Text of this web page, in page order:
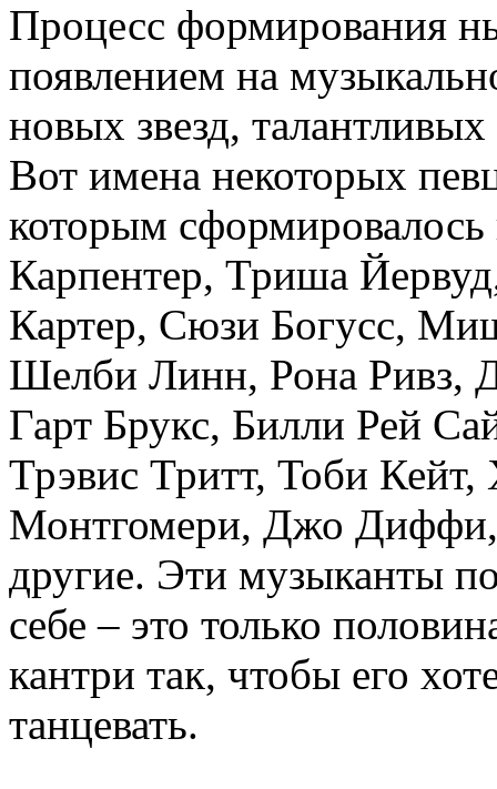
Процесс формирования
появлением на
новых звезд,
Вот имена некоторых
которым
Карпентер, Триша
Картер, Сюзи Богусс,
Шелби Линн, Рона Ривз,
Гарт Брукс, Билли Рей
Трэвис Тритт, Тоби
Монтгомери, Джо
другие. Эти музыканты
себе – это только
кантри так, чтобы его
танцевать.